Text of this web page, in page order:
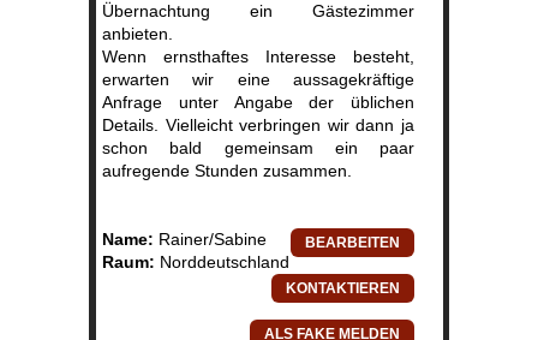
Übernachtung ein Gästezimmer
anbieten.
Wenn ernsthaftes Interesse besteht,
erwarten wir eine aussagekräftige
Anfrage unter Angabe der üblichen
Details. Vielleicht verbringen wir dann ja
schon bald gemeinsam ein paar
aufregende Stunden zusammen.
Name: Rainer/Sabine
Raum: Norddeutschland